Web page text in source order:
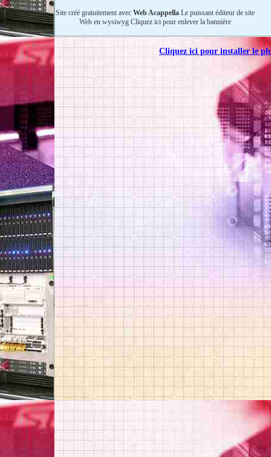
Site créé gratuitement avec Web Acappella Le puissant éditeur de site
Web en wysiwyg Cliquez ici pour enlever la bannière
Cliquez ici pour installer le